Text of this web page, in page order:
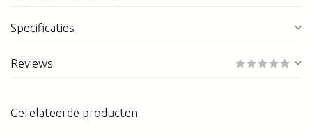
Specificaties
Reviews
Gerelateerde producten